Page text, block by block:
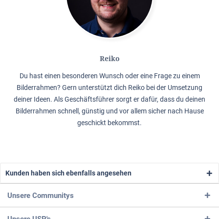
Reiko
Du hast einen besonderen Wunsch oder eine Frage zu einem
Bilderrahmen? Gern unterstützt dich Reiko bei der Umsetzung
deiner Ideen. Als Geschäftsführer sorgt er dafür, dass du deinen
Bilderrahmen schnell, günstig und vor allem sicher nach Hause
geschickt bekommst.
Kunden haben sich ebenfalls angesehen
Unsere Communitys